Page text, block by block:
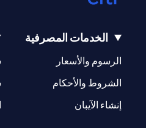
الخدمات المصرفية
الرسوم والأسعار
الشروط والأحكام
إنشاء الآيبان